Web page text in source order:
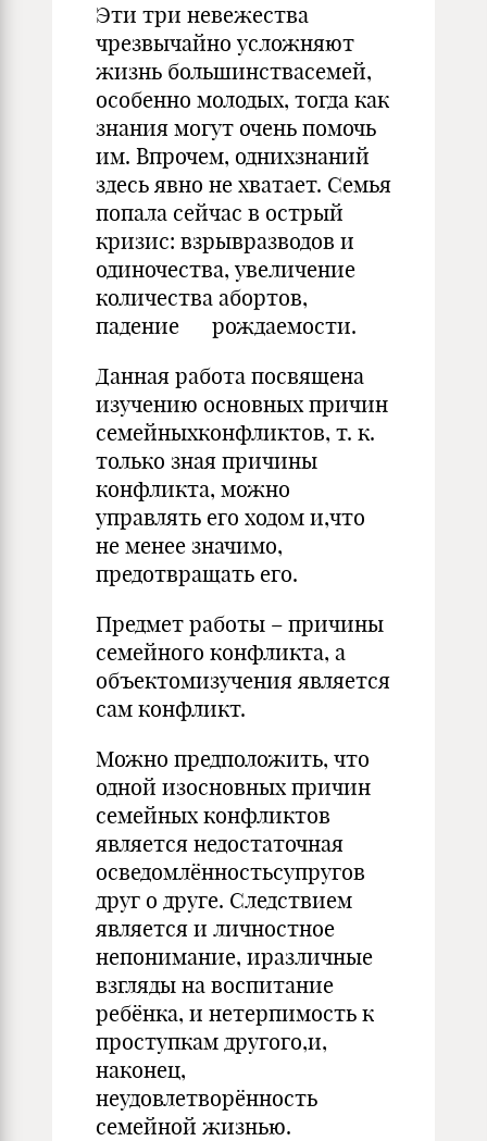
Эти три невежества
чрезвычайно усложняют
жизнь большинствасемей,
особенно молодых, тогда как
знания могут очень помочь
им. Впрочем, однихзнаний
здесь явно не хватает. Семья
попала сейчас в острый
кризис: взрывразводов и
одиночества, увеличение
количества абортов,
падение рождаемости.
Данная работа посвящена
изучению основных причин
семейныхконфликтов, т. к.
только зная причины
конфликта, можно
управлять его ходом и,что
не менее значимо,
предотвращать его.
Предмет работы – причины
семейного конфликта, а
объектомизучения является
сам конфликт.
Можно предположить, что
одной изосновных причин
семейных конфликтов
является недостаточная
осведомлённостьсупругов
друг о друге. Следствием
является и личностное
непонимание, иразличные
взгляды на воспитание
ребёнка, и нетерпимость к
проступкам другого,и,
наконец,
неудовлетворённость
семейной жизнью.